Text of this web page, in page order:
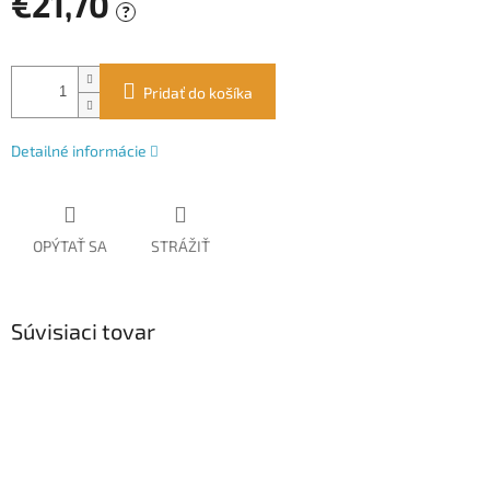
?
cena:
Pridať do košíka
Detailné informácie
OPÝTAŤ SA STRÁŽIŤ
Súvisiaci tovar